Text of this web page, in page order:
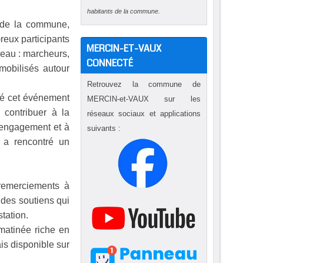
la commune,
participants
: marcheurs,
autour
cet événement
contribuer à la
et à
a rencontré un
à
soutiens qui
riche en
disponible sur
habitants de la commune.
MERCIN-ET-VAUX
CONNECTÉ
Retrouvez la commune de
MERCIN-et-VAUX sur les
réseaux sociaux et applications
suivants :